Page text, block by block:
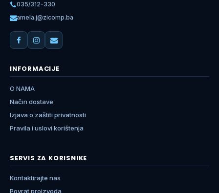
035/312-330
amela.j@zicomp.ba
INFORMACIJE
O NAMA
Način dostave
Izjava o zaštiti privatnosti
Pravila i uslovi korištenja
SERVIS ZA KORISNIKE
Kontaktirajte nas
Povrat proizvoda